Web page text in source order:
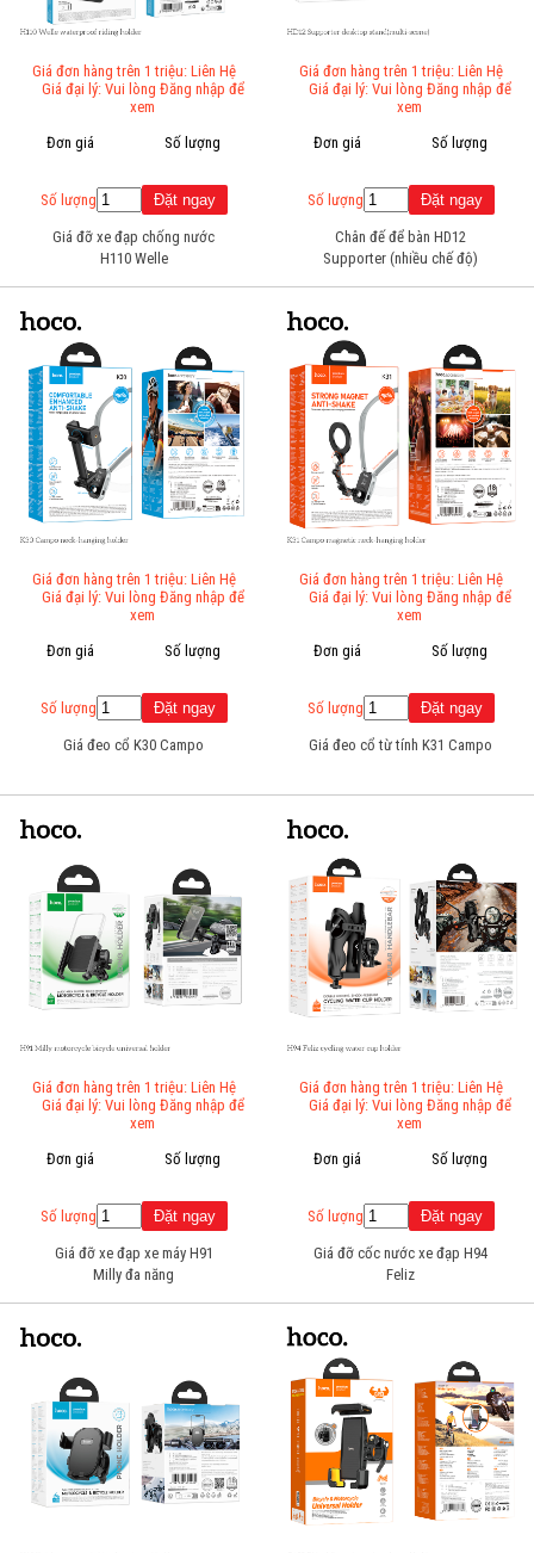
Giá đơn hàng trên 1 triệu: Liên Hệ
Giá đại lý: Vui lòng Đăng nhập để
xem
Đơn giá
Số lượng
Số lượng
Giá đỡ xe đạp chống nước
H110 Welle
Giá đơn hàng trên 1 triệu: Liên Hệ
Giá đại lý: Vui lòng Đăng nhập để
xem
Đơn giá
Số lượng
Số lượng
Chân đế để bàn HD12
Supporter (nhiều chế độ)
Giá đơn hàng trên 1 triệu: Liên Hệ
Giá đại lý: Vui lòng Đăng nhập để
xem
Đơn giá
Số lượng
Số lượng
Giá đeo cổ K30 Campo
Giá đơn hàng trên 1 triệu: Liên Hệ
Giá đại lý: Vui lòng Đăng nhập để
xem
Đơn giá
Số lượng
Số lượng
Giá đeo cổ từ tính K31 Campo
Giá đơn hàng trên 1 triệu: Liên Hệ
Giá đại lý: Vui lòng Đăng nhập để
xem
Đơn giá
Số lượng
Số lượng
Giá đỡ xe đạp xe máy H91
Milly đa năng
Giá đơn hàng trên 1 triệu: Liên Hệ
Giá đại lý: Vui lòng Đăng nhập để
xem
Đơn giá
Số lượng
Số lượng
Giá đỡ cốc nước xe đạp H94
Feliz